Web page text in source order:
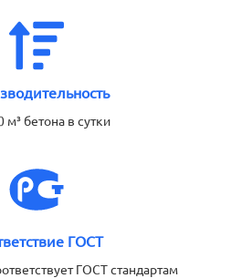
м³ бетона в сутки
ГОСТ
ГОСТ стандартам